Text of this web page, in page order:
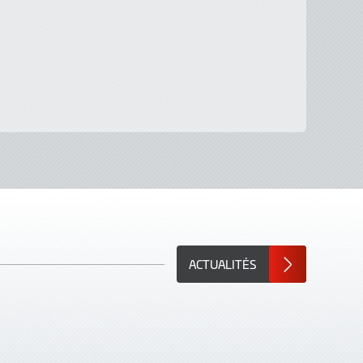
ACTUALITÉS